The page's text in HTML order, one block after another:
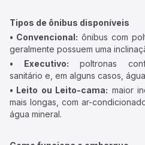
Tipos de ônibus disponíveis
• Convencional: ônibus com
geralmente possuem uma
• Executivo: poltronas
sanitário e, em alguns casos,
• Leito ou Leito-cama: maior
mais longas, com ar-
água mineral.